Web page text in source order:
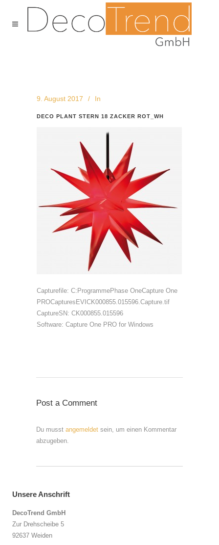
9. August 2017 In
DECO PLANT STERN 18 ZACKER ROT_WH
Capturefile: C:ProgrammePhase OneCapture One
PROCapturesEVICK000855.015596.Capture.tif
CaptureSN: CK000855.015596
Software: Capture One PRO for Windows
Post a Comment
Du musst angemeldet sein, um einen Kommentar
abzugeben.
Unsere Anschrift
DecoTrend GmbH
Zur Drehscheibe 5
92637 Weiden